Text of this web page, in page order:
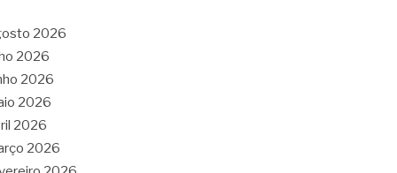
2026
2026
2026
2026
2026
2026